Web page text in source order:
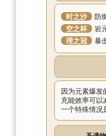
时之沙
防
空之杯
岩
理之冠
暴
因为元素爆发
充能效率可以
一个特殊情况